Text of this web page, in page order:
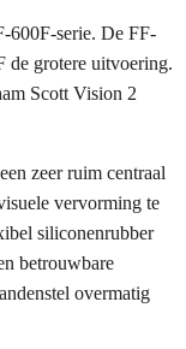
600F-serie. De FF-
de grotere uitvoering.
Scott Vision 2
zeer ruim centraal
vervorming te
siliconenrubber
betrouwbare
overmatig